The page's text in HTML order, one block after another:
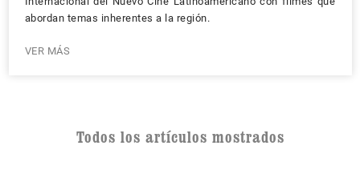
abordan temas inherentes a la región.
VER MÁS
Todos los artículos mostrados